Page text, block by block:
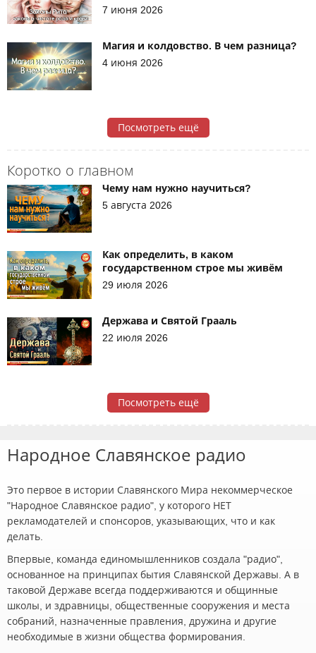
Коротко о главном
Чему нам нужно научиться?
5 августа 2026
Как определить, в каком
государственном строе мы живём
29 июля 2026
Держава и Святой Грааль
22 июля 2026
Посмотреть ещё
7 июня 2026
Магия и колдовство. В чем разница?
4 июня 2026
Посмотреть ещё
Народное Славянское радио
Это первое в истории Славянского Мира некоммерческое
"Народное Славянское радио", у которого НЕТ
рекламодателей и спонсоров, указывающих, что и как
делать.
Впервые, команда единомышленников создала "радио",
основанное на принципах бытия Славянской Державы. А в
таковой Державе всегда поддерживаются и общинные
школы, и здравницы, общественные сооружения и места
собраний, назначенные правления, дружина и другие
необходимые в жизни общества формирования.